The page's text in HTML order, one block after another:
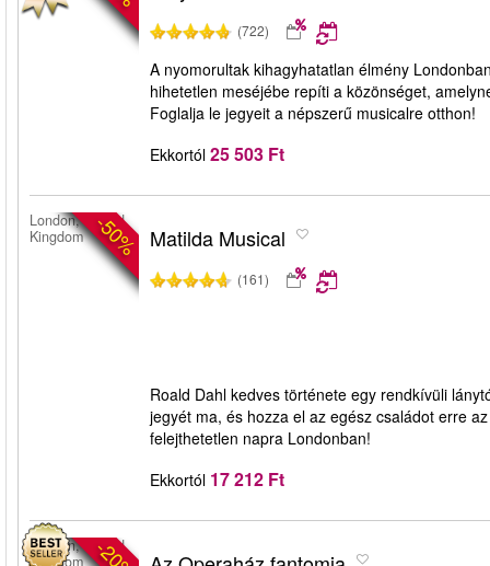
(722)
A nyomorultak kihagyhatatlan élmény
hihetetlen meséjébe repíti a közönséget,
Foglalja le jegyeit a népszerű musicalre otthon!
Ekkortól 25 503 Ft
-50%
London, United
Kingdom
Matilda Musical
(161)
Roald Dahl kedves története egy rendkívüli
jegyét ma, és hozza el az egész családot erre
felejthetetlen napra Londonban!
Ekkortól 17 212 Ft
London, United
Kingdom